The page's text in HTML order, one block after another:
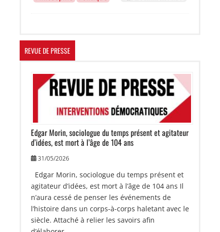
REVUE DE PRESSE
Image
Edgar Morin, sociologue du temps présent et agitateur
d’idées, est mort à l’âge de 104 ans
31/05/2026
Edgar Morin, sociologue du temps présent et
agitateur d’idées, est mort à l’âge de 104 ans Il
n’aura cessé de penser les événements de
l’histoire dans un corps-à-corps haletant avec le
siècle. Attaché à relier les savoirs afin